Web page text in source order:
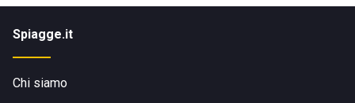
Spiagge.it
Chi siamo